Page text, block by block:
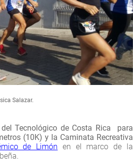
Salazar.
Tecnológico de Costa Rica para
(10K) y la Caminata Recreativa
de Limón en el marco de la